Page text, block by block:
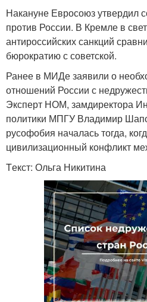
Накануне Евросоюз утвердил
против России. В Кремле в
антироссийских санкций
бюрократию с советской.
Ранее в МИДе заявили о
отношений России с
Эксперт НОМ, замдиректора
политики МПГУ Владимир
русофобия началась тогда,
цивилизационный конфликт
Tекст: Ольга Никитина